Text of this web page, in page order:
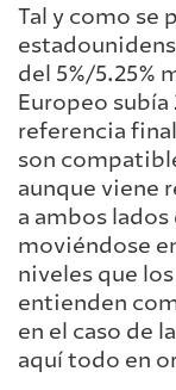
Tal y como se
del 5%/5.25%
Europeo
referencia
son
aunque viene
a ambos
moviéndose
niveles que
entienden
en el caso de
aquí todo en